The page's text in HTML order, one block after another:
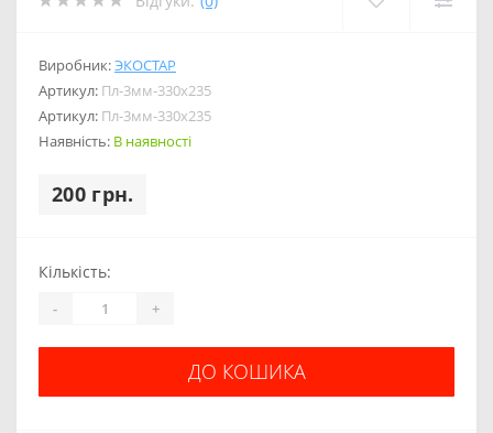
Виробник:ЭКОСТАР
Артикул: Пл-3мм-330х235
Артикул: Пл-3мм-330х235
Наявність: В наявності
200 грн.
Кількість:
- +
ДО КОШИКА